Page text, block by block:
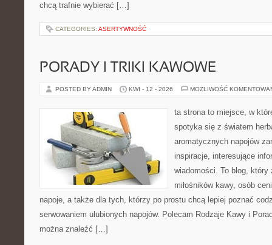
chcą trafnie wybierać […]
CATEGORIES: ASERTYWNOŚĆ
PORADY I TRIKI KAWOWE
POSTED BY ADMIN KWI - 12 - 2026 MOŻLIWOŚĆ
ta strona to miejsce, w
spotyka się z światem
aromatycznych napojów
inspiracje, interesujące
wiadomości. To blog, który
miłośników kawy, osób
napoje, a także dla tych, którzy po prostu chcą lepiej poznać
serwowaniem ulubionych napojów. Polecam Rodzaje Kawy i
można znaleźć […]